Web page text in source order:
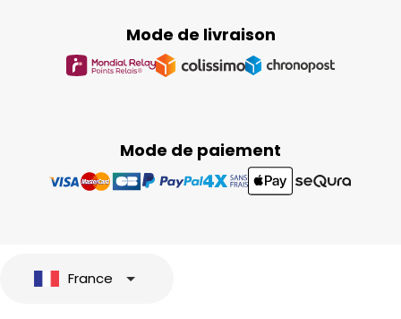
Mode de paiement
Mode de livraison
France